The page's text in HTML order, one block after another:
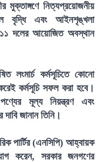
মুক্তাঙ্গণে নিত্যপ্রয়োজনীয়
বৃদ্ধি এবং আইনশৃঙ্খলা
১১ দলের আয়োজিত অবস্থান
লংমার্চ কর্মসূচিতে কোনো
কর্মসূচি সফল করা হবে।
মূল্য নিয়ন্ত্রণ এবং
জানান তিনি।
পার্টির (এনসিপি) আহ্বায়ক
করেন, সরকার জনগণের